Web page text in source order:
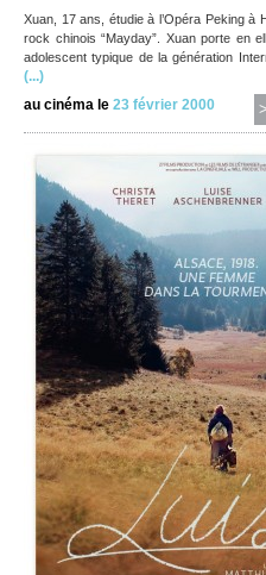
Xuan, 17 ans, étudie à l’Opéra Peking à
rock chinois “Mayday”. Xuan porte en
adolescent typique de la génération
(...)
au cinéma le 23 février 2000